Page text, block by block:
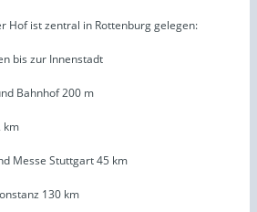
Hof ist zentral in Rottenburg gelegen:
bis zur Innenstadt
Bahnhof 200 m
km
Messe Stuttgart 45 km
130 km